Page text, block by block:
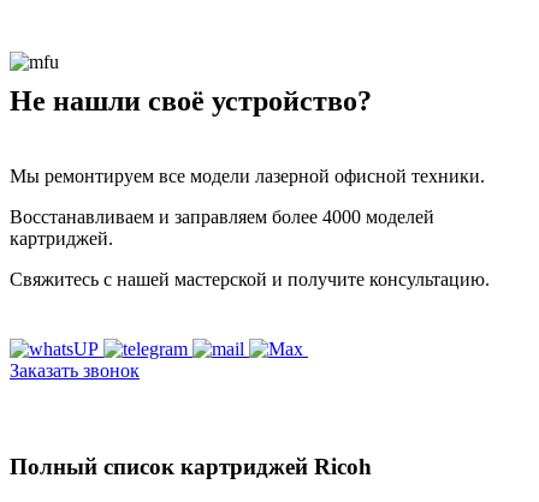
Не нашли своё устройство?
Мы ремонтируем все модели лазерной офисной техники.
Восстанавливаем и заправляем более 4000 моделей
картриджей.
Свяжитесь с нашей мастерской и получите консультацию.
Заказать звонок
Полный список картриджей Ricoh